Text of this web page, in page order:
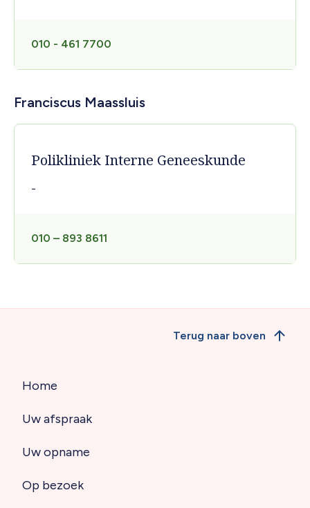
010 - 461 7700
Franciscus Maassluis
Polikliniek Interne Geneeskunde
-
010 – 893 8611
(footer)
Home
Uw afspraak
Uw opname
Op bezoek
Terug naar boven